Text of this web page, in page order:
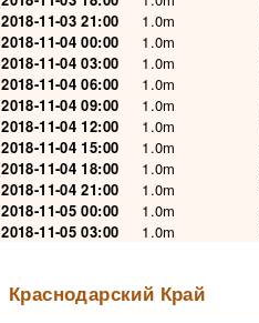
2018-11-03 21:00
2018-11-04 00:00
2018-11-04 03:00
2018-11-04 06:00
2018-11-04 09:00
2018-11-04 12:00
2018-11-04 15:00
2018-11-04 18:00
2018-11-04 21:00
2018-11-05 00:00
2018-11-05 03:00
1.0m
1.0m
1.0m
1.0m
1.0m
1.0m
1.0m
1.0m
1.0m
1.0m
1.0m
Краснодарский Край